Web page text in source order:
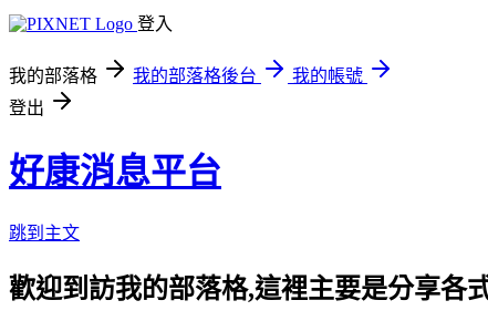
登入
我的部落格 我的部落格後台
我的帳號
登出
好康消息平台
跳到主文
歡迎到訪我的部落格,這裡主要是分享各